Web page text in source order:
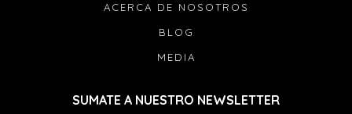
ACERCA DE NOSOTROS
BLOG
MEDIA
SUMATE A NUESTRO NEWSLETTER